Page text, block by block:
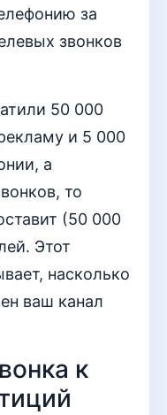
за
звонков
50 000
и 5 000
а
то
(50 000
Этот
насколько
ваш канал
к